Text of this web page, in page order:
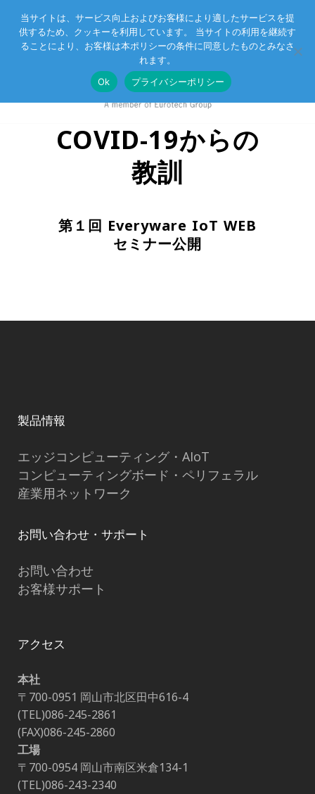
Eurotechグループ お客様サポート お問い合わせ
COVID-19からの
教訓
第１回 Everyware IoT WEB
セミナー公開
製品情報
エッジコンピューティング・AIoT
コンピューティングボード・ペリフェラル
産業用ネットワーク
お問い合わせ・サポート
お問い合わせ
お客様サポート
アクセス
本社
〒700-0951 岡山市北区田中616-4
(TEL)086-245-2861
(FAX)086-245-2860
工場
〒700-0954 岡山市南区米倉134-1
(TEL)086-243-2340
当サイトは、サービス向上およびお客様により適したサービスを提
供するため、クッキーを利用しています。 当サイトの利用を継続す
ることにより、お客様は本ポリシーの条件に同意したものとみなさ
れます。
Ok
プライバシーポリシー